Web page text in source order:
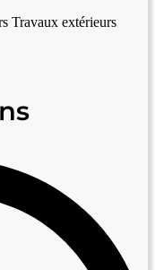
Travaux extérieurs